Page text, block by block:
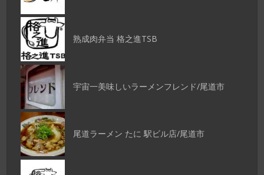
熟成肉弁当 格之進TSB
宇宙一美味しいラーメンフレンド/尾道市
尾道ラーメン たに 駅ビル店/尾道市